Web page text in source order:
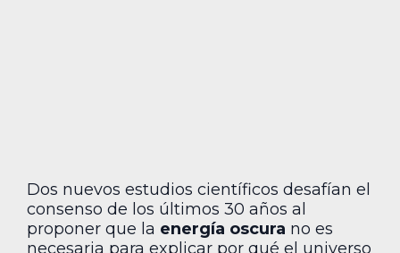
Dos nuevos estudios científicos desafían el
consenso de los últimos 30 años al
proponer que la energía oscura no es
necesaria para explicar por qué el universo